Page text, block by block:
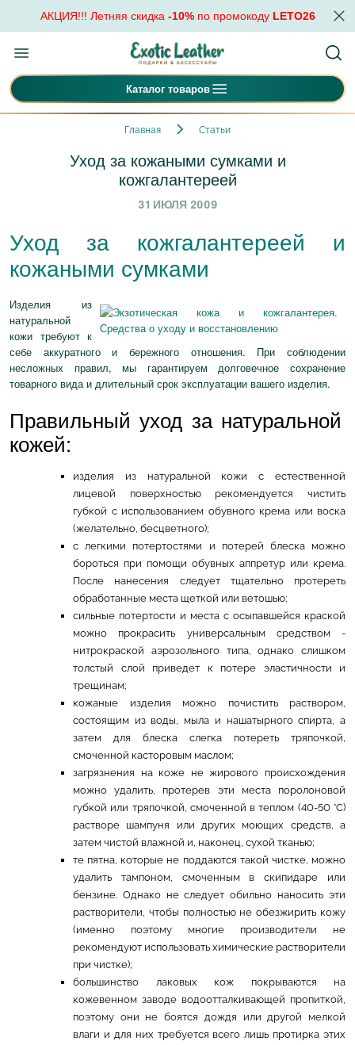
АКЦИЯ!!! Летняя скидка -10%по промокоду LETO26
Каталог товаров
Главная Статьи
Уход за кожаными сумками и
кожгалантереей
31 ИЮЛЯ 2009
Уход за кожгалантереей и
кожаными сумками
Изделия из
натуральной
кожи требуют к
себе аккуратного и бережного отношения. При соблюдении
несложных правил, мы гарантируем долговечное сохранение
товарного вида и длительный срок эксплуатации вашего изделия.
Правильный уход за натуральной
кожей:
изделия из натуральной кожи с естественной
лицевой поверхностью рекомендуется чистить
губкой с использованием обувного крема или воска
(желательно, бесцветного);
с легкими потертостями и потерей блеска можно
бороться при помощи обувных аппретур или крема.
После нанесения следует тщательно протереть
обработанные места щеткой или ветошью;
сильные потертости и места с осыпавшейся краской
можно прокрасить универсальным средством -
нитрокраской аэрозольного типа, однако слишком
толстый слой приведет к потере эластичности и
трещинам;
кожаные изделия можно почистить раствором,
состоящим из воды, мыла и нашатырного спирта, а
затем для блеска слегка потереть тряпочкой,
смоченной касторовым маслом;
загрязнения на коже не жирового происхождения
можно удалить, протерев эти места поролоновой
губкой или тряпочкой, смоченной в теплом (40-50 °С)
растворе шампуня или других моющих средств, а
затем чистой влажной и, наконец, сухой тканью;
те пятна, которые не поддаются такой чистке, можно
удалить тампоном, смоченным в скипидаре или
бензине. Однако не следует обильно наносить эти
растворители, чтобы полностью не обезжирить кожу
(именно поэтому многие производители не
рекомендуют использовать химические растворители
при чистке);
большинство лаковых кож покрываются на
кожевенном заводе водоотталкивающей пропиткой,
поэтому они не боятся дождя или другой мелкой
влаги и для них требуется всего лишь протирка этих